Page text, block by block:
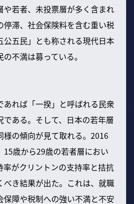
や若者、未投票層が多く含まれ
停滞、社会保険料を含む重い税
公五民」とも称される現代日本
不満は募っている。
あれば「一揆」と呼ばれる民衆
である。そして、日本の若年層
様の傾向が見て取れる。2016
15歳から29歳の若者層におい
率がクリントンの支持率と拮抗
べき結果が出た。これは、就職
保障や税制への強い不満と不安